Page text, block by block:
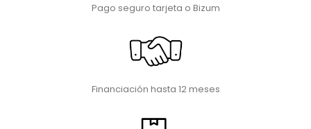
Pago seguro tarjeta o Bizum
Financiación hasta 12 meses